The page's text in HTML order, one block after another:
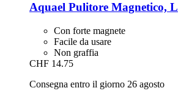
Aquael Pulitore Magnetico, L
Con forte magnete
Facile da usare
Non graffia
CHF 14.75
Consegna entro il giorno 26 agosto